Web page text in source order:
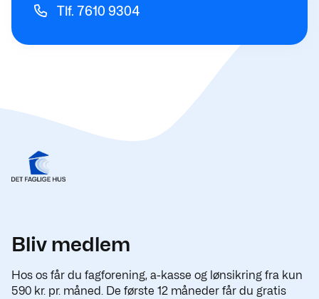
Tlf. 7610 9304
Bliv medlem
Hos os får du fagforening, a-kasse og lønsikring fra kun
590 kr. pr. måned. De første 12 måneder får du gratis